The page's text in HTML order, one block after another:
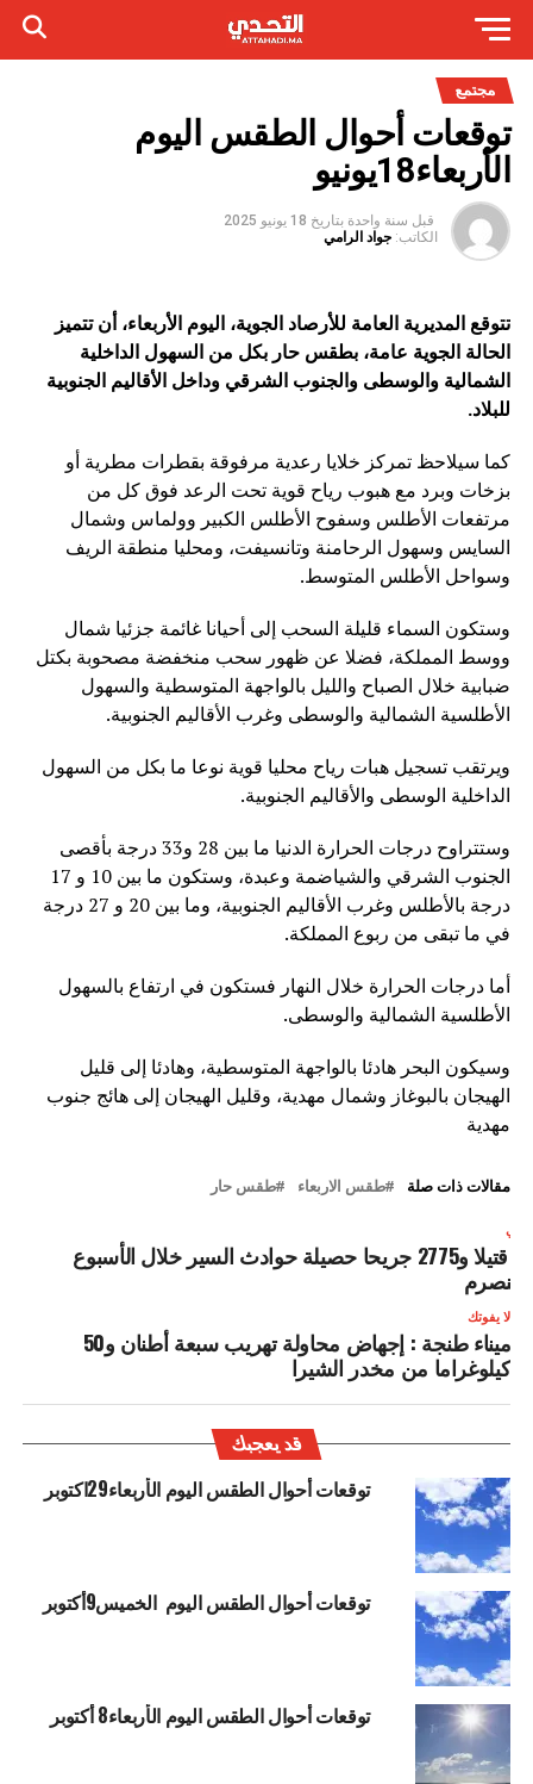
مجتمع
توقعات أحوال الطقس اليوم
الأربعاء18يونيو
قبل سنة واحدة بتاريخ 18 يونيو 2025
الكاتب: جواد الرامي
تتوقع المديرية العامة للأرصاد الجوية، اليوم الأربعاء، أن تتميز
الحالة الجوية عامة، بطقس حار بكل من السهول الداخلية
الشمالية والوسطى والجنوب الشرقي وداخل الأقاليم الجنوبية
للبلاد.
كما سيلاحظ تمركز خلايا رعدية مرفوقة بقطرات مطرية أو
بزخات وبرد مع هبوب رياح قوية تحت الرعد فوق كل من
مرتفعات الأطلس وسفوح الأطلس الكبير وولماس وشمال
السايس وسهول الرحامنة وتانسيفت، ومحليا منطقة الريف
وسواحل الأطلس المتوسط.
وستكون السماء قليلة السحب إلى أحيانا غائمة جزئيا شمال
ووسط المملكة، فضلا عن ظهور سحب منخفضة مصحوبة بكتل
ضبابية خلال الصباح والليل بالواجهة المتوسطية والسهول
الأطلسية الشمالية والوسطى وغرب الأقاليم الجنوبية.
ويرتقب تسجيل هبات رياح محليا قوية نوعا ما بكل من السهول
الداخلية الوسطى والأقاليم الجنوبية.
وستتراوح درجات الحرارة الدنيا ما بين 28 و33 درجة بأقصى
الجنوب الشرقي والشياضمة وعبدة، وستكون ما بين 10 و 17
درجة بالأطلس وغرب الأقاليم الجنوبية، وما بين 20 و 27 درجة
في ما تبقى من ربوع المملكة.
أما درجات الحرارة خلال النهار فستكون في ارتفاع بالسهول
الأطلسية الشمالية والوسطى.
وسيكون البحر هادئا بالواجهة المتوسطية، وهادئا إلى قليل
الهيجان بالبوغاز وشمال مهدية، وقليل الهيجان إلى هائج جنوب
مهدية
مقالات ذات صلة طقس الاربعاء طقس حار
35 قتيلا و2775 جريحا حصيلة حوادث السير خلال الأسبوع
لا يفوتك
ميناء طنجة : إجهاض محاولة تهريب سبعة أطنان و50
كيلوغراما من مخدر الشيرا
قد يعجبك
توقعات أحوال الطقس اليوم الأربعاء29اكتوبر
توقعات أحوال الطقس اليوم الخميس9أكتوبر
توقعات أحوال الطقس اليوم الأربعاء8 أكتوبر